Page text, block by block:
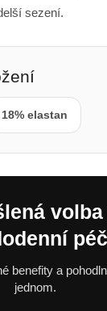
sezení.
18% elastan
benefity a
jednom.